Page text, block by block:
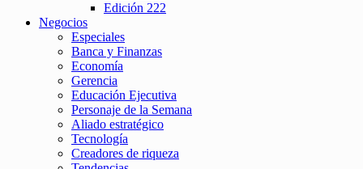
Edición 222
Negocios
Especiales
Banca y Finanzas
Economía
Gerencia
Educación Ejecutiva
Personaje de la Semana
Aliado estratégico
Tecnología
Creadores de riqueza